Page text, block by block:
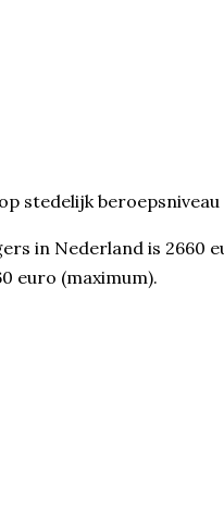
stedelijk beroepsniveau
in Nederland is 2660
euro (maximum).